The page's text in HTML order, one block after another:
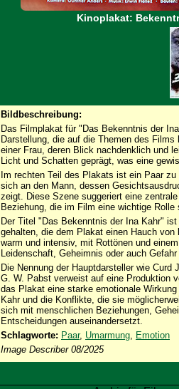
Kinoplakat:
Bildbeschreibung:
Das Filmplakat für "Das Bekenntnis der
Darstellung, die auf die Themen des
einer Frau, deren Blick nachdenklich und
Licht und Schatten geprägt, was eine
Im rechten Teil des Plakats ist ein Paar
sich an den Mann, dessen
zeigt. Diese Szene suggeriert eine
Beziehung, die im Film eine wichtige Rolle
Der Titel "Das Bekenntnis der Ina Kahr"
gehalten, die dem Plakat einen Hauch
warm und intensiv, mit Rottönen und
Leidenschaft, Geheimnis oder auch
Die Nennung der Hauptdarsteller wie
G. W. Pabst verweist auf eine Produktion
das Plakat eine starke emotionale
Kahr und die Konflikte, die sie
sich mit menschlichen Beziehungen,
Entscheidungen auseinandersetzt.
Schlagworte: Paar, Umarmung, Emotion
Image Describer 08/2025